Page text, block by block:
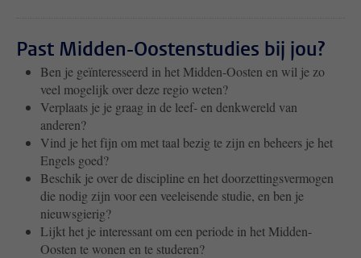
Past Midden-Oostenstudies bij jou?
Ben je geïnteresseerd in het Midden-Oosten en wil je zo
veel mogelijk over deze regio weten?
Verplaats je je graag in de leef- en denkwereld van
anderen?
Vind je het fijn om met taal bezig te zijn en beheers je het
Engels goed?
Beschik je over de discipline en het doorzettingsvermogen
die nodig zijn voor een veeleisende studie, en ben je
nieuwsgierig?
Lijkt het je interessant om een periode in het Midden-
Oosten te wonen en te studeren?